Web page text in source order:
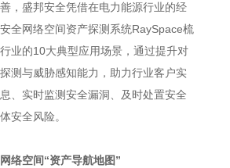
，盛邦安全凭借在电力能源行业的经
全网络空间资产探测系统RaySpace梳
业的10大典型应用场景，通过提升对
测与威胁感知能力，助力行业客户实
、实时监测安全漏洞、及时处置安全
安全风险。
络空间“资产导航地图”